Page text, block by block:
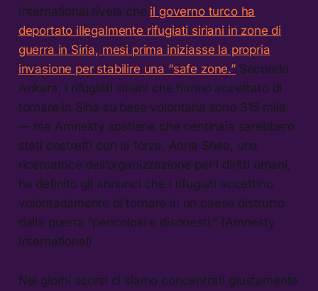
International rivela che il governo turco ha
deportato illegalmente rifugiati siriani in zone di
guerra in Siria, mesi prima iniziasse la propria
invasione per stabilire una “safe zone.”Secondo
Ankara, i rifugiati siriani che hanno accettato di
tornare in Siria su base volontaria sono 315 mila
— ma Amnesty sostiene che centinaia sarebbero
stati costretti con la forza. Anna Shea, una
ricercatrice dell’organizzazione per i diritti umani,
ha definito gli annunci che i rifugiati accettino
volontariamente di tornare in un paese distrutto
dalla guerra “pericolosi e disonesti.” (Amnesty
International)
Nei giorni scorsi ci siamo concentrati giustamente